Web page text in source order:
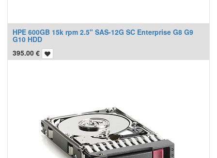
HPE 600GB 15k rpm 2.5" SAS-12G SC Enterprise G8 G9
G10 HDD
395.00 €